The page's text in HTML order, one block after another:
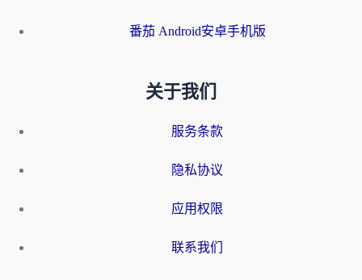
番茄 Android安卓手机版
关于我们
服务条款
隐私协议
应用权限
联系我们